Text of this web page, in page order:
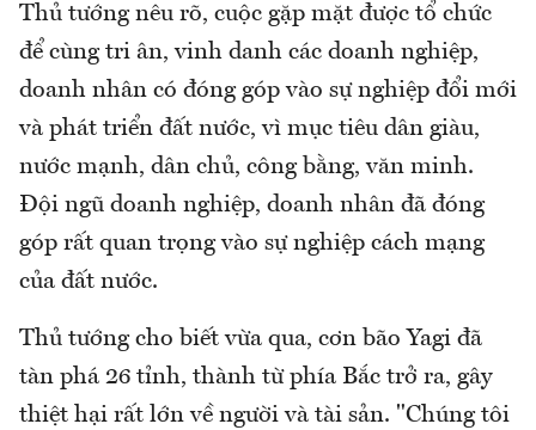
Thủ tướng nêu rõ, cuộc gặp mặt được tổ chức
để cùng tri ân, vinh danh các doanh nghiệp,
doanh nhân có đóng góp vào sự nghiệp đổi mới
và phát triển đất nước, vì mục tiêu dân giàu,
nước mạnh, dân chủ, công bằng, văn minh.
Đội ngũ doanh nghiệp, doanh nhân đã đóng
góp rất quan trọng vào sự nghiệp cách mạng
của đất nước.
Thủ tướng cho biết vừa qua, cơn bão Yagi đã
tàn phá 26 tỉnh, thành từ phía Bắc trở ra, gây
thiệt hại rất lớn về người và tài sản. "Chúng tôi